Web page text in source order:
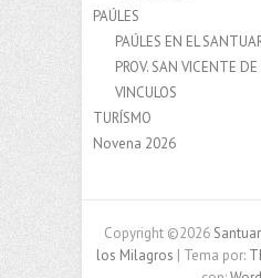
PAÚLES
PAÚLES EN EL
PROV. SAN VICENTE
VINCULOS
TURÍSMO
Novena 2026
Copyright ©2026
los Milagros | Tema por: